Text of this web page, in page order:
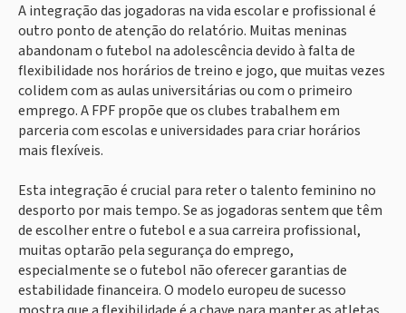
A integração das jogadoras na vida escolar e profissional é
outro ponto de atenção do relatório. Muitas meninas
abandonam o futebol na adolescência devido à falta de
flexibilidade nos horários de treino e jogo, que muitas vezes
colidem com as aulas universitárias ou com o primeiro
emprego. A FPF propõe que os clubes trabalhem em
parceria com escolas e universidades para criar horários
mais flexíveis.
Esta integração é crucial para reter o talento feminino no
desporto por mais tempo. Se as jogadoras sentem que têm
de escolher entre o futebol e a sua carreira profissional,
muitas optarão pela segurança do emprego,
especialmente se o futebol não oferecer garantias de
estabilidade financeira. O modelo europeu de sucesso